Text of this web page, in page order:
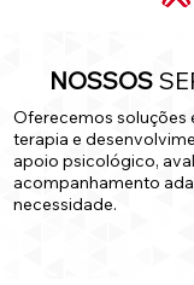
NOSSOS
Oferecemos soluções
terapia e
apoio psicológico,
acompanhamento
necessidade.